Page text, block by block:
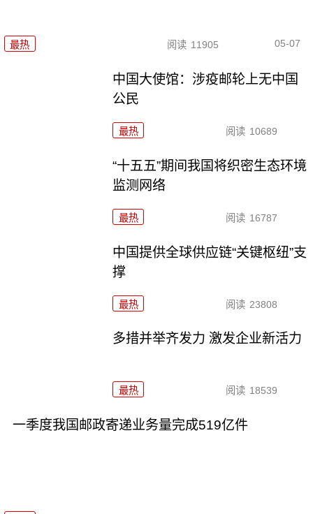
最热 阅读 11905 05-07
中国大使馆：涉疫邮轮上无中国
公民
最热 阅读 10689
“十五五”期间我国将织密生态环境
监测网络
最热 阅读 16787
中国提供全球供应链“关键枢纽”支
撑
最热 阅读 23808
多措并举齐发力 激发企业新活力
最热 阅读 18539
一季度我国邮政寄递业务量完成519亿件